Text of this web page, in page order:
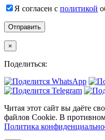
Я согласен с политикой
×
Поделиться:
Читая этот сайт вы даёте
файлов Cookie. В противном
Политика